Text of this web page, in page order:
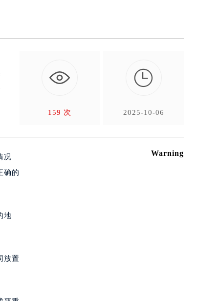
159 次

2025-10-06
况
确的
地
放置
Warning